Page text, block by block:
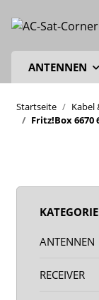
ANTENNEN
Startseite Kabel
Fritz!Box
ANTENNEN
RECEIVER